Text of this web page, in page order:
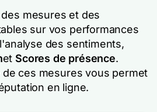
mesures et des
sur vos performances
des sentiments,
et Scores de présence.
de ces mesures vous permet
en ligne.